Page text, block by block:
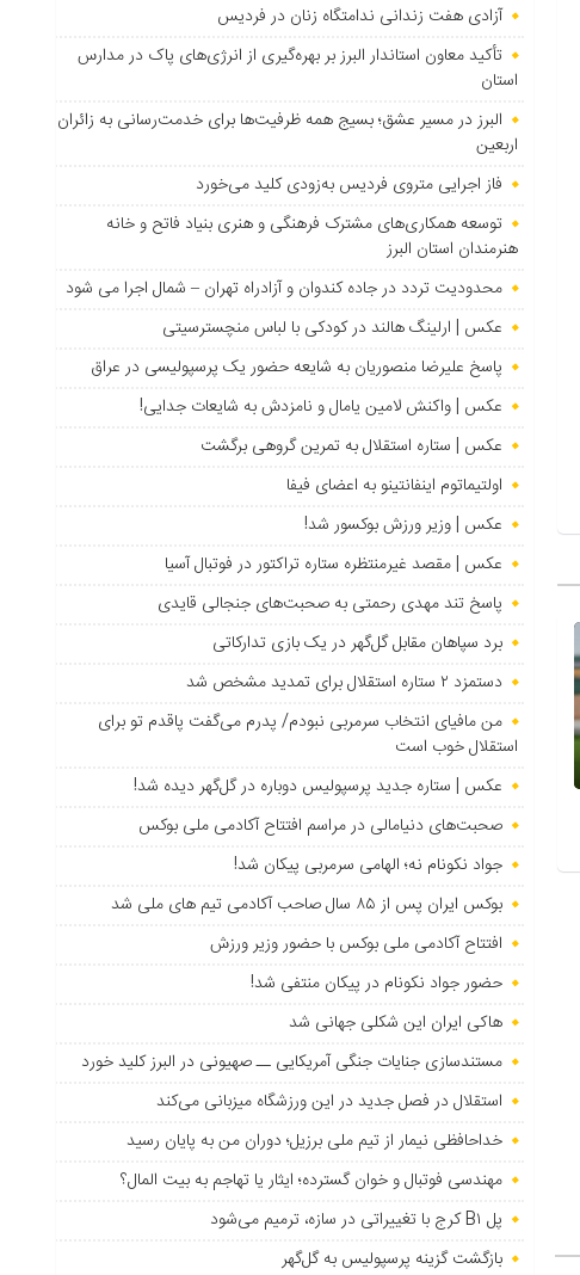
آزادی هفت زندانی ندامتگاه زنان در فردیس
تأکید معاون استاندار البرز بر بهره‌گیری از انرژی‌های پاک در مدارس
استان
البرز در مسیر عشق؛ بسیج همه ظرفیت‌ها برای خدمت‌رسانی به زائران
اربعین
فاز اجرایی متروی فردیس به‌زودی کلید می‌خورد
توسعه همکاری‌های مشترک فرهنگی و هنری بنیاد فاتح و خانه
هنرمندان استان البرز
محدودیت تردد در جاده کندوان و آزادراه تهران – شمال اجرا می شود
عکس | ارلینگ هالند در کودکی با لباس منچسترسیتی
پاسخ علیرضا منصوریان به شایعه حضور یک پرسپولیسی در عراق
عکس | واکنش لامین یامال و نامزدش به شایعات جدایی!
عکس | ستاره استقلال به تمرین گروهی برگشت
اولتیماتوم اینفانتینو به اعضای فیفا
عکس | وزیر ورزش بوکسور شد!
عکس | مقصد غیرمنتظره ستاره تراکتور در فوتبال آسیا
پاسخ تند مهدی رحمتی به صحبت‌های جنجالی قایدی
برد سپاهان مقابل گل‌گهر در یک بازی تدارکاتی
دستمزد ۲ ستاره استقلال برای تمدید مشخص شد
من مافیای انتخاب سرمربی نبودم/ پدرم می‌گفت پاقدم تو برای
استقلال خوب است
عکس | ستاره جدید پرسپولیس دوباره در گل‌گهر دیده شد!
صحبت‌های دنیامالی در مراسم افتتاح آکادمی ملی بوکس
جواد نکونام نه؛ الهامی سرمربی پیکان شد!
بوکس ایران پس از ۸۵ سال صاحب آکادمی تیم های ملی شد
افتتاح آکادمی ملی بوکس با حضور وزیر ورزش
حضور جواد نکونام در پیکان منتفی شد!
هاکی ایران این شکلی جهانی شد
مستندسازی جنایات جنگی آمریکایی ــ صهیونی در البرز کلید خورد
استقلال در فصل جدید در این ورزشگاه میزبانی می‌کند
خداحافظی نیمار از تیم ملی برزیل؛ دوران من به پایان رسید
مهندسی فوتبال و خوان گسترده؛ ایثار یا تهاجم به بیت المال؟
پل B۱ کرج با تغییراتی در سازه، ترمیم می‌شود
بازگشت گزینه پرسپولیس به ‌گل‌گهر